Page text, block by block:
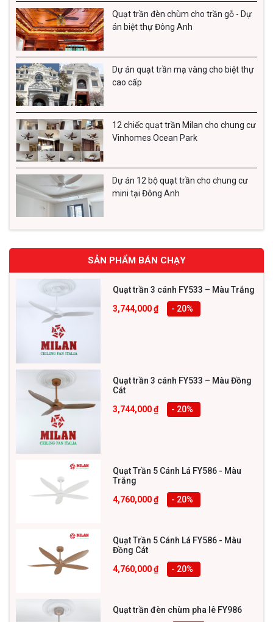
Quạt trần đèn chùm cho trần gỗ - Dự
án biệt thự Đông Anh
Dự án quạt trần mạ vàng cho biệt thự
cao cấp
12 chiếc quạt trần Milan cho chung cư
Vinhomes Ocean Park
Dự án 12 bộ quạt trần cho chung cư
mini tại Đông Anh
SẢN PHẨM BÁN CHẠY
Quạt trần 3 cánh FY533 – Màu Trắng
3,744,000₫ - 20%
Quạt trần 3 cánh FY533 – Màu Đồng
Cát
3,744,000₫ - 20%
Quạt Trần 5 Cánh Lá FY586 - Màu
Trắng
4,760,000₫ - 20%
Quạt Trần 5 Cánh Lá FY586 - Màu
Đồng Cát
4,760,000₫ - 20%
Quạt trần đèn chùm pha lê FY986
Những yếu tố cần quan tâm khi chọn
mua quạt trần không đèn
không đèn chất lượng, an toàn khi sử dụng thì bạn nhất
định phải quan tâm đến những yếu tố sau:
Chọn động cơ của quạt
Khi chọn mua quạt trần, động cơ là yếu tố quan trọng
nhất mà bạn cần phải lưu ý. Bởi động cơ ảnh hưởng trực
tiếp đến khả năng làm mát, lượng điện tiêu thị và độ bền
của sản phẩm.
Hiện nay, DC là loại động cơ tiên tiến nhất trên thị